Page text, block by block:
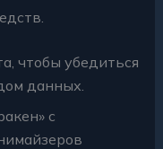
чтобы убедиться
данных.
с